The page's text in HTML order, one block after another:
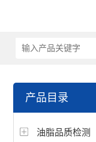
产品目录
油脂品质检测